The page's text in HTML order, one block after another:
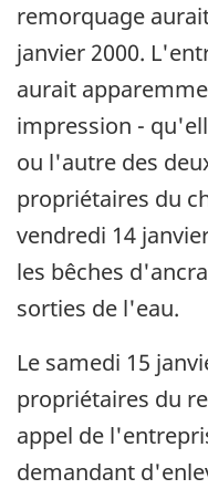
remorquage
janvier 2000.
aurait
impression -
ou l'autre des
propriétaires du
vendredi 14
les bêches
sorties de l'eau.
Le samedi 15
propriétaires du
appel de
demandant